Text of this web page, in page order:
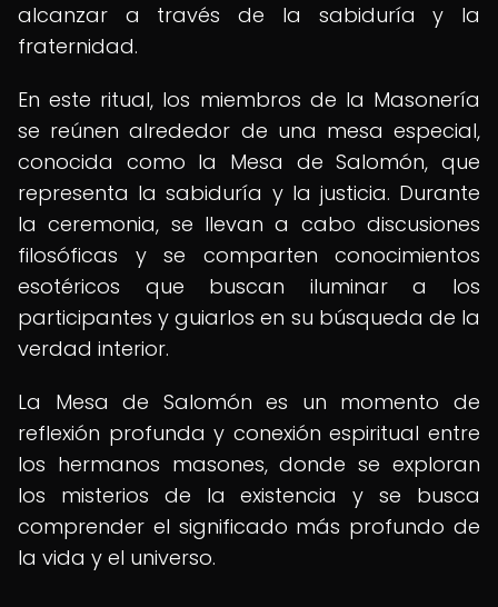
alcanzar a través de la sabiduría y la
fraternidad.
En este ritual, los miembros de la Masonería
se reúnen alrededor de una mesa especial,
conocida como la Mesa de Salomón, que
representa la sabiduría y la justicia. Durante
la ceremonia, se llevan a cabo discusiones
filosóficas y se comparten conocimientos
esotéricos que buscan iluminar a los
participantes y guiarlos en su búsqueda de la
verdad interior.
La Mesa de Salomón es un momento de
reflexión profunda y conexión espiritual entre
los hermanos masones, donde se exploran
los misterios de la existencia y se busca
comprender el significado más profundo de
la vida y el universo.